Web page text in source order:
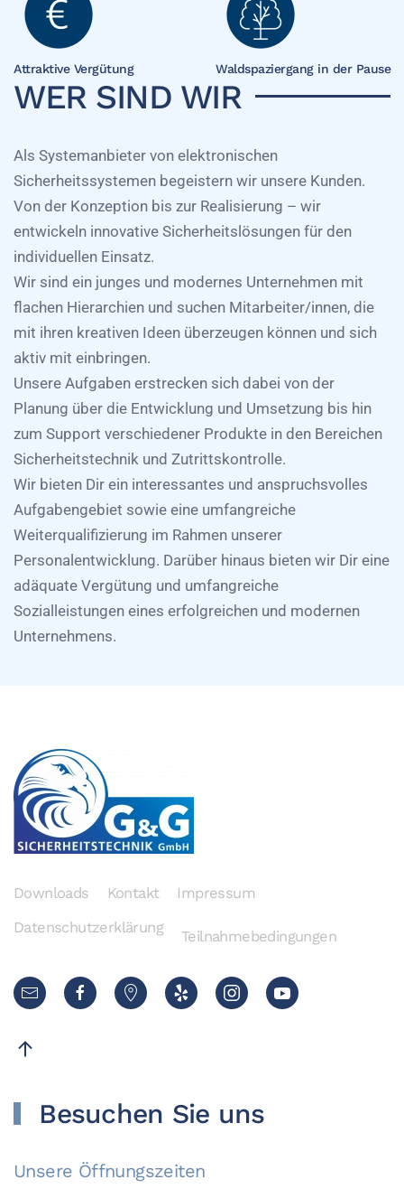
Attraktive Vergütung Waldspaziergang in der Pause
WER SIND WIR
Als Systemanbieter von elektronischen
Sicherheitssystemen begeistern wir unsere Kunden.
Von der Konzeption bis zur Realisierung – wir
entwickeln innovative Sicherheitslösungen für den
individuellen Einsatz.
Wir sind ein junges und modernes Unternehmen mit
flachen Hierarchien und suchen Mitarbeiter/innen, die
mit ihren kreativen Ideen überzeugen können und sich
aktiv mit einbringen.
Unsere Aufgaben erstrecken sich dabei von der
Planung über die Entwicklung und Umsetzung bis hin
zum Support verschiedener Produkte in den Bereichen
Sicherheitstechnik und Zutrittskontrolle.
Wir bieten Dir ein interessantes und anspruchsvolles
Aufgabengebiet sowie eine umfangreiche
Weiterqualifizierung im Rahmen unserer
Personalentwicklung. Darüber hinaus bieten wir Dir eine
adäquate Vergütung und umfangreiche
Sozialleistungen eines erfolgreichen und modernen
Unternehmens.
Downloads Kontakt
Impressum
Datenschutzerklärung
Teilnahmebedingungen
Besuchen Sie uns
Unsere Öffnungszeiten